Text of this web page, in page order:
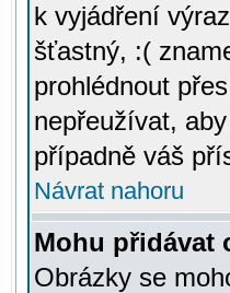
k vyjádření
šťastný, :(
prohlédnout
nepřeužívat,
případně váš
Návrat nahoru
Mohu přidávat
Obrázky se